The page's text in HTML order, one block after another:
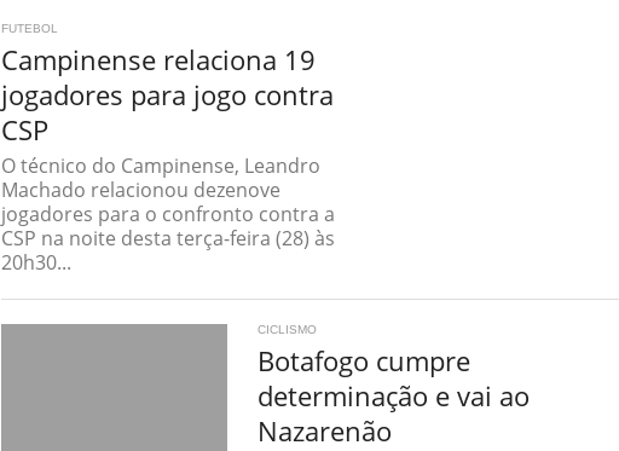
FUTEBOL
Campinense relaciona 19
jogadores para jogo contra
CSP
O técnico do Campinense, Leandro
Machado relacionou dezenove
jogadores para o confronto contra a
CSP na noite desta terça-feira (28) às
20h30...
CICLISMO
Botafogo cumpre
determinação e vai ao
Nazarenão